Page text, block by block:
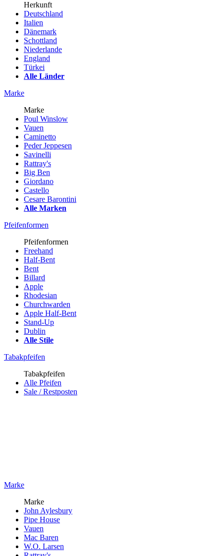
Herkunft
Deutschland
Italien
Dänemark
Schottland
Niederlande
England
Türkei
Alle Länder
Marke
Marke
Poul Winslow
Vauen
Caminetto
Peder Jeppesen
Savinelli
Rattray's
Big Ben
Giordano
Castello
Cesare Barontini
Alle Marken
Pfeifenformen
Pfeifenformen
Freehand
Half-Bent
Bent
Billard
Apple
Rhodesian
Churchwarden
Apple Half-Bent
Stand-Up
Dublin
Alle Stile
Tabakpfeifen
Tabakpfeifen
Alle Pfeifen
Sale / Restposten
Marke
Marke
John Aylesbury
Pipe House
Vauen
Mac Baren
W.O. Larsen